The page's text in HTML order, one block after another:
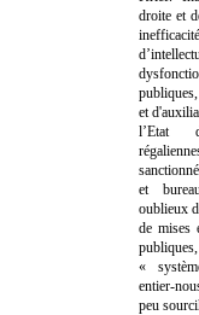
droite et
et
l’Etat
et
oublieux
de mises
«
entier-
peu